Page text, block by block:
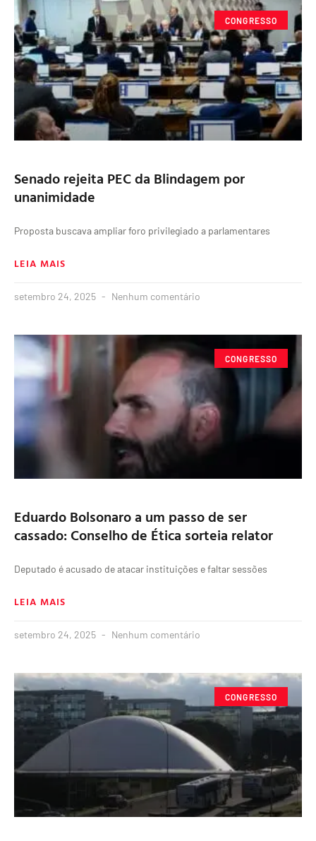
CONGRESSO
Senado rejeita PEC da Blindagem por
unanimidade
Proposta buscava ampliar foro privilegiado a parlamentares
LEIA MAIS
setembro 24, 2025 Nenhum comentário
CONGRESSO
Eduardo Bolsonaro a um passo de ser
cassado: Conselho de Ética sorteia relator
Deputado é acusado de atacar instituições e faltar sessões
LEIA MAIS
setembro 24, 2025 Nenhum comentário
CONGRESSO